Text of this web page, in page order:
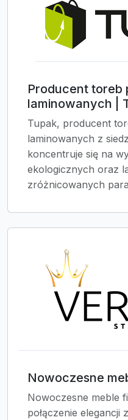
Producent toreb
laminowanych |
Tupak, producent
laminowanych z
koncentruje się na
ekologicznych oraz
zróżnicowanych
Nowoczesne
Nowoczesne meble
połączenie elegancji